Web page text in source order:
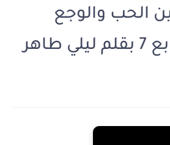
الحب والوجع